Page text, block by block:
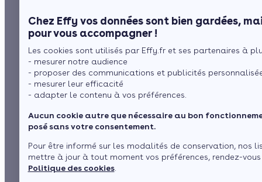
Chez Effy vos données sont bien gardées,
pour vous accompagner !
Les cookies sont utilisés par Effy.fr et ses partenaires à
- mesurer notre audience
- proposer des communications et publicités
- mesurer leur efficacité
- adapter le contenu à vos préférences.
Aucun cookie autre que nécessaire au bon
posé sans votre consentement.
Pour être informé sur les modalités de conservation, nos
mettre à jour à tout moment vos préférences, rendez-
Politique des cookies.
Ma Prime Rénov'
Le chèque énergie
La TVA réduite
L'éco-prêt à taux zéro
Trouver mes aides
Sol
Fenêtres
Les principaux types
d'isolants thermiques
parL’équipe de rédaction 5 min de lecture
Sommaire
La laine de verre
Voir plus